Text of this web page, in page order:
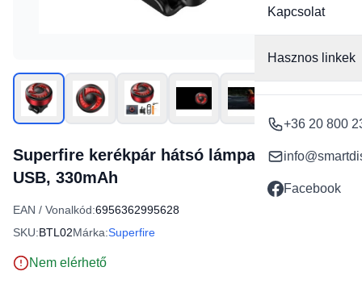
Kapcsolat
Hasznos linkek
+36 20 800
Facebook
Superfire kerékpár hátsó lámpa BTL02,
USB, 330mAh
EAN / Vonalkód:6956362995628
SKU:BTL02Márka:Superfire
Nem elérhető